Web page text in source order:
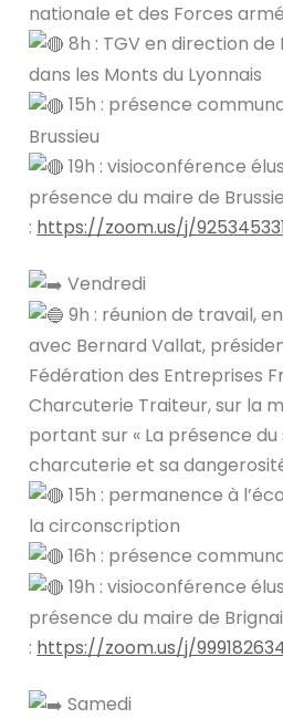
nationale et des Forces
8h : TGV en direction de
dans les Monts du Lyonnais
15h : présence
Brussieu
19h : visioconférence
présence du maire de
: https://zoom.us/j/
Vendredi
9h : réunion de travail,
avec Bernard Vallat,
Fédération des Entreprises
Charcuterie Traiteur, sur la
portant sur « La présence
charcuterie et sa
15h : permanence à
la circonscription
16h : présence
19h : visioconférence
présence du maire de
: https://zoom.us/j/
Samedi